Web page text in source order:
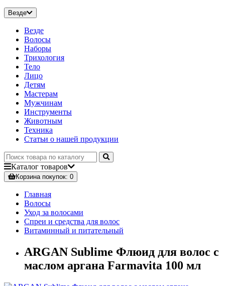
Везде
Везде
Волосы
Наборы
Трихология
Тело
Лицо
Детям
Мастерам
Мужчинам
Инструменты
Животным
Техника
Статьи о нашей продукции
Каталог товаров
Корзинапокупок: 0
Главная
Волосы
Уход за волосами
Спреи и средства для волос
Витаминный и питательный
ARGAN Sublime Флюид для волос с
маслом аргана Farmavita 100 мл